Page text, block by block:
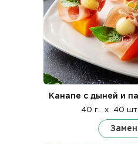
Канапе с дыней и
40 г. x 40 шт.